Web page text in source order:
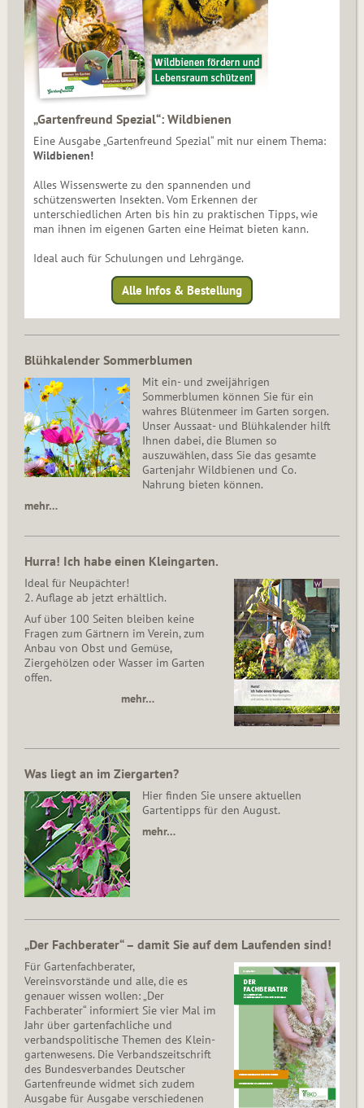
„Gartenfreund Spezial“: Wildbienen
Eine Ausgabe „Gartenfreund Spezial“ mit nur einem Thema:
Wildbienen!
Alles Wissenswerte zu den spannenden und
schützenswerten Insekten. Vom Erkennen der
unterschiedlichen Arten bis hin zu praktischen Tipps, wie
man ihnen im eigenen Garten eine Heimat bieten kann.
Ideal auch für Schulungen und Lehrgänge.
Alle Infos & Bestellung
Blühkalender Sommerblumen
Mit ein- und zweijährigen
Sommerblumen können Sie für ein
wahres Blütenmeer im Garten sorgen.
Unser Aussaat- und Blühkalender hilft
Ihnen dabei, die Blumen so
auszuwählen, dass Sie das gesamte
Gartenjahr Wildbienen und Co.
Nahrung bieten können.
mehr…
Hurra! Ich habe einen Kleingarten.
Ideal für Neupächter!
2. Auflage ab jetzt erhältlich.
Auf über 100 Seiten bleiben keine
Fragen zum Gärtnern im Verein, zum
Anbau von Obst und Gemüse,
Ziergehölzen oder Wasser im Garten
offen.
mehr…
Was liegt an im Ziergarten?
Hier finden Sie unsere aktuellen
Gartentipps für den August.
mehr…
„Der Fachberater“ – damit Sie auf dem Laufenden sind!
Für Gartenfachberater,
Vereinsvorstände und alle, die es
genauer wissen wollen: „Der
Fachberater“ informiert Sie vier Mal im
Jahr über gartenfachliche und
verbandspolitische Themen des Klein­
gar­ten­wesens. Die Ver­bands­zeit­schrift
des Bun­des­ver­ban­des Deutscher
Gartenfreunde widmet sich zudem
Ausgabe für Ausgabe verschiedenen